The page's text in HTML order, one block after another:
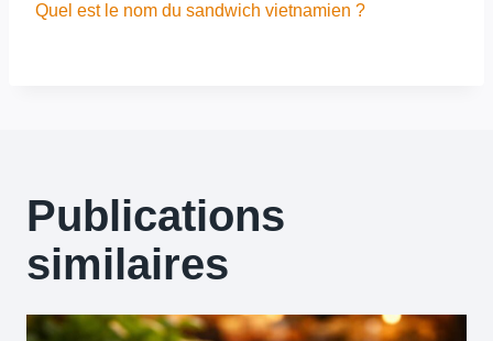
Quel est le nom du sandwich vietnamien ?
Publications
similaires